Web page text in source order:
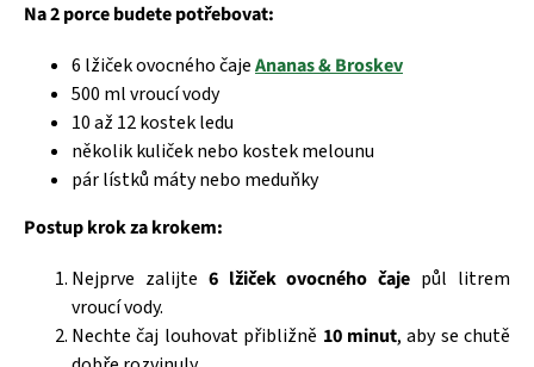
Na 2 porce budete potřebovat:
6 lžiček ovocného čajeAnanas & Broskev
500 ml vroucí vody
10 až 12 kostek ledu
několik kuliček nebo kostek melounu
pár lístků máty nebo meduňky
Postup krok za krokem:
Nejprve zalijte 6 lžiček ovocného čaje půl litrem
vroucí vody.
Nechte čaj louhovat přibližně 10 minut, aby se chutě